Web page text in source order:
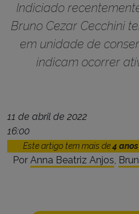
Indiciado
Bruno Cezar Cecchini
em unidade de
indicam ocorrer
11 de abril de 2022
16:00
Este artigo tem mais de4 anos
Por Anna Beatriz Anjos,